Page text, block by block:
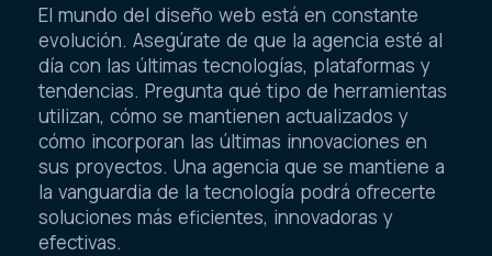
El mundo del diseño web está en constante
evolución. Asegúrate de que la agencia esté al
día con las últimas tecnologías, plataformas y
tendencias. Pregunta qué tipo de herramientas
utilizan, cómo se mantienen actualizados y
cómo incorporan las últimas innovaciones en
sus proyectos. Una agencia que se mantiene a
la vanguardia de la tecnología podrá ofrecerte
soluciones más eficientes, innovadoras y
efectivas.